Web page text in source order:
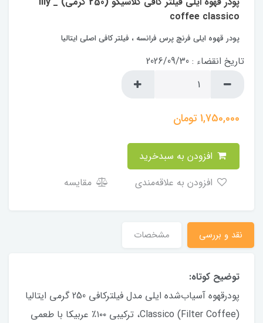
coffee classico
پودر قهوه ایلی فرنچ پرس فرانسه ، فیلتر کافی اصلی ایتالیا
تاریخ انقضاء : 2026/09/30
1,750,000تومان
مقایسه
نقد و بررسی مشخصات
توضیح کوتاه:
پودرقهوه آسیاب‌شده ایلی مدل فیلترکافی 250 گرمی ایتالیا
Classico (Filter Coffee)، ترکیبی ۱۰۰٪ عربیکا با طعمی